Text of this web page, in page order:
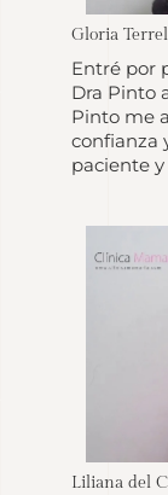
Gloria
Entré por
Dra Pinto
Pinto me
confianza
paciente
Liliana del